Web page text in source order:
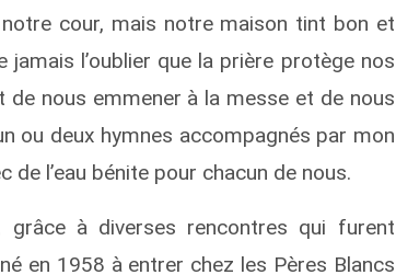
cour, mais notre maison tint bon et
jamais l’oublier que la prière protège nos
nous emmener à la messe et de nous
ou deux hymnes accompagnés par mon
de l’eau bénite pour chacun de nous.
grâce à diverses rencontres qui furent
en 1958 à entrer chez les Pères Blancs